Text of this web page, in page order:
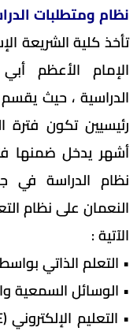
نظام ومتطلبات
تأخذ كلية الشريعة
الإمام الأعظم
الدراسية ، حيث
رئيسيين تكون
أشهر يدخل ضمنها
نظام الدراسة في
النعمان على نظام
الآتية :
• التعلم الذاتي
• الوسائل السمعية